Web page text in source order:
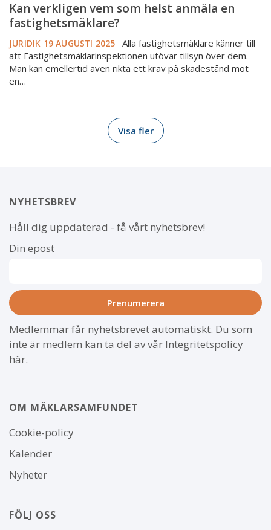
Kan verkligen vem som helst anmäla en
fastighetsmäklare?
JURIDIK 19 AUGUSTI 2025
Alla fastighetsmäklare känner till
att Fastighetsmäklarinspektionen utövar tillsyn över dem.
Man kan emellertid även rikta ett krav på skadestånd mot
en…
Visa fler
NYHETSBREV
Håll dig uppdaterad - få vårt nyhetsbrev!
Din epost
Medlemmar får nyhetsbrevet automatiskt. Du som
inte är medlem kan ta del av vår Integritetspolicy
här.
OM MÄKLARSAMFUNDET
Om
webbplatsen
Cookie-policy
Kalender
Nyheter
FÖLJ OSS